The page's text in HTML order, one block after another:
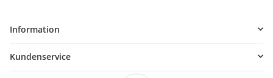
Information
Kundenservice